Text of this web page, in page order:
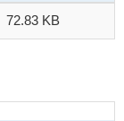
72.83 KB